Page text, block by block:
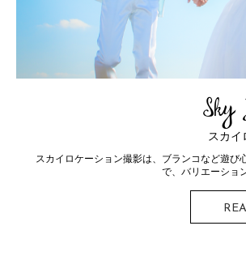
Sky
スカイ
スカイロケーション撮影は、ブランコなど遊
で、バリエーショ